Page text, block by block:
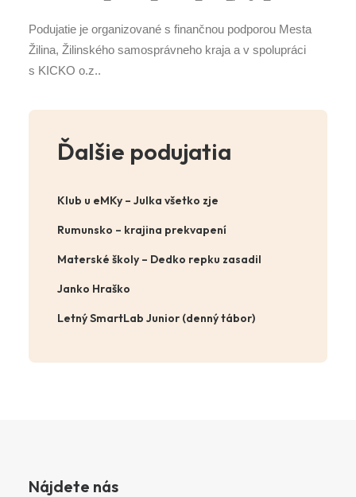
Podujatie je organizované s finančnou podporou Mesta
Žilina, Žilinského samosprávneho kraja a v spolupráci
s KICKO o.z..
Ďalšie podujatia
Klub u eMKy – Julka všetko zje
Rumunsko – krajina prekvapení
Materské školy – Dedko repku zasadil
Janko Hraško
Letný SmartLab Junior (denný tábor)
Nájdete nás